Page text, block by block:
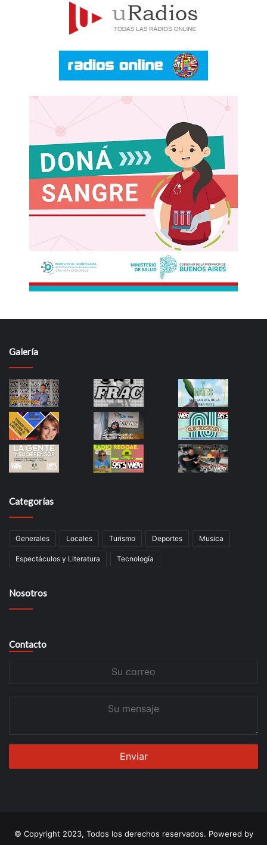
Galería
Categorías
Generales Locales Turismo Deportes Musica
Espectáculos y Literatura Tecnología
Nosotros
Contacto
© Copyright 2023, Todos los derechos reservados. Powered by